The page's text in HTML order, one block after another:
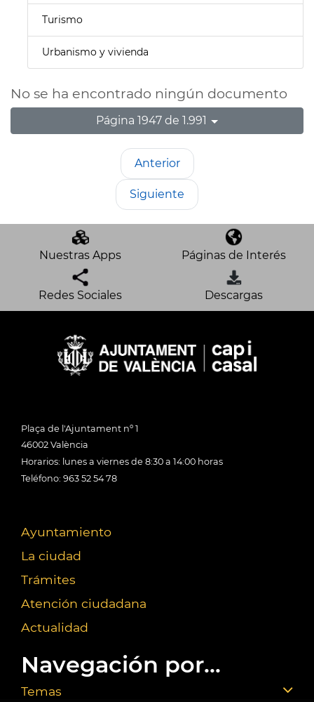
Turismo
Urbanismo y vivienda
No se ha encontrado ningún documento
Página 1947 de 1.991
Anterior
Siguiente
Nuestras Apps Páginas de Interés
Redes Sociales Descargas
Plaça de l'Ajuntament nº 1
46002 València
Horarios: lunes a viernes de 8:30 a 14:00 horas
Teléfono: 963 52 54 78
Ayuntamiento
La ciudad
Trámites
Atención ciudadana
Actualidad
Navegación por...
Temas